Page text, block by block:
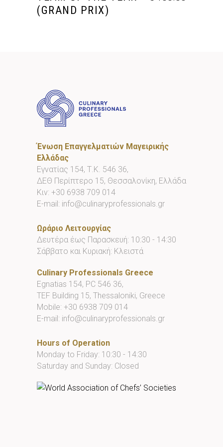
(GRAND PRIX)
Ένωση Επαγγελματιών Μαγειρικής
Ελλάδας
Εγνατίας 154, Τ.Κ. 546 36,
ΔΕΘ Περίπτερο 15, Θεσσαλονίκη, Ελλάδα
Κιν: +30 6938 709 014
E-mail: info@culinaryprofessionals.gr
Ωράριο Λειτουργίας
Δευτέρα έως Παρασκευή: 10:30 - 14:30
Σάββατο και Κυριακή: Κλειστά
Culinary Professionals Greece
Egnatias 154, PC 546 36,
TEF Building 15, Thessaloniki, Greece
Mobile: +30 6938 709 014
E-mail: info@culinaryprofessionals.gr
Hours of Operation
Monday to Friday: 10:30 - 14:30
Saturday and Sunday: Closed